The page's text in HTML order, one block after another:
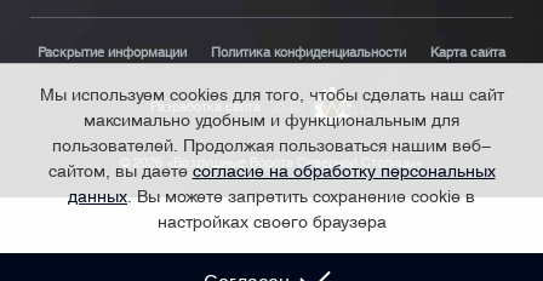
Раскрытие информации Политика конфиденциальности Карта сайта
Разработка сайта
© 2026 «Воздушные Ворота Северной Столицы»
Мы используем cookies для того, чтобы сделать наш сайт
максимально удобным и функциональным для
пользователей. Продолжая пользоваться нашим веб-
сайтом, вы даетесогласие на обработку персональных
данных. Вы можете запретить сохранение cookie в
настройках своего браузера